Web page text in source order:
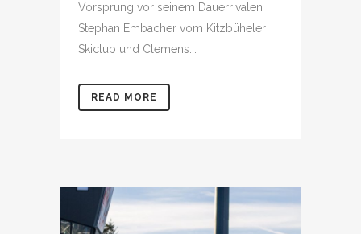
Vorsprung vor seinem Dauerrivalen
Stephan Embacher vom Kitzbüheler
Skiclub und Clemens...
READ MORE